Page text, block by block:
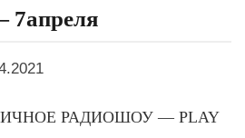
7апреля
РАДИОШОУ — PLAY